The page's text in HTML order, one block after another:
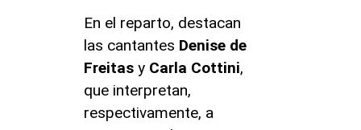
En el reparto, destacan
las cantantes Denise de
Freitas y Carla Cottini,
que interpretan,
respectivamente, a